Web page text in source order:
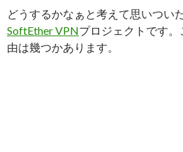
どうするかなぁと考えて思いつい
SoftEther VPNプロジェクトです
由は幾つかあります。